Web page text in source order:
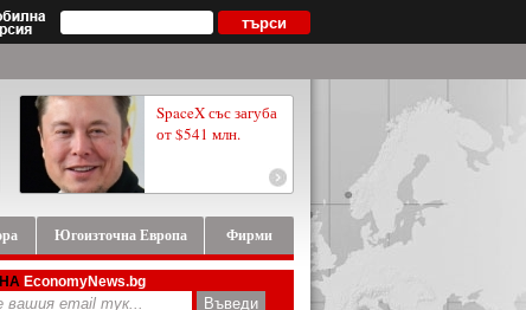
SpaceX със загуба
от $541 млн.
Югоизточна Европа Фирми
EconomyNews.bg